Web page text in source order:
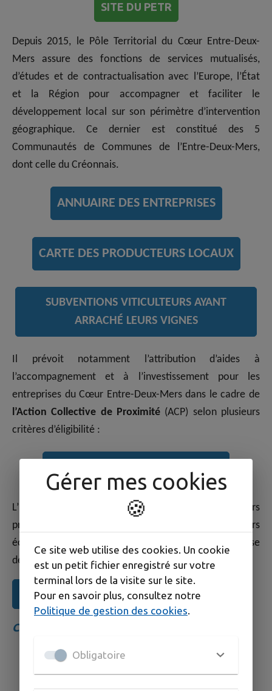
SITE DU PETR
Depuis 2015, le Pôle Territorial du Cœur Entre-Deux-
Mers assure des fonctions de services mutualisés,
d’études et de contractualisation avec l’Europe, l’État
et la Région pour accompagner et faciliter le
développement local sur son périmètre d’intervention
géographique. Ce dernier est constitué des 5
Communautés de Communes de l’Entre-Deux-Mers,
dont celle du Créonnais.
ANNUAIRE DES ENTREPRISES
CARTE DES PRODUCTEURS LOCAUX
SUBVENTIONS VITICULTEURS AYANT
ARRACHÉ LEURS VIGNES
Il prévoit notamment l’attribution d’aides à
l’accompagnement et à l’investissement pour les
entreprises du Cœur Entre-Deux-Mers dans le cadre de
l’Action Collective de Proximité (ACP) selon plusieurs
critères d’éligibilité :
DÉCOUVREZ VOTRE ÉLIGIBILITÉ
L’Espace Info Entreprendre du Cœur Entre-deux-Mers
propose de conseiller et de suivre les acteurs
économiques privés :
en création/reprise
ou en phase
de développement.
ESPACE INFO ENTREPRENDRE
CONTACT
Isabelle DELBURG //
accompagnement création,
reprise, développement
Gérer mes cookies
🍪
Ce site web utilise des cookies. Un cookie
est un petit fichier enregistré sur votre
terminal lors de la visite sur le site.
Pour en savoir plus, consultez notre
Politique de gestion des cookies
Obligatoire